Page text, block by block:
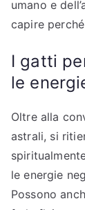
umano e
capire
I gatti
le
Oltre alla
astrali, si
le energie
Possono